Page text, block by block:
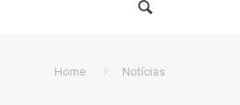
Home Notícias